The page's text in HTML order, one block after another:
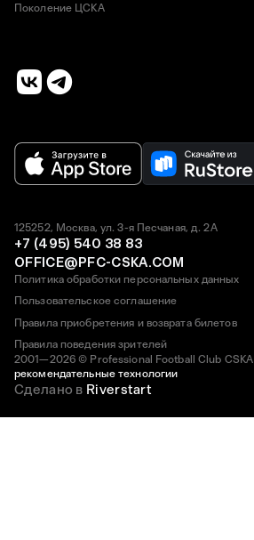
Поколение ЦСКА
2001—2026 © Professional Football Club CSKA
рекомендательные технологии
125252, Москва, ул. 3-я Песчаная, д. 2А
+7 (495) 540 38 83
OFFICE@PFC-CSKA.COM
Политика обработки персональных данных
Пользовательское соглашение
Правила приобретения и возврата билетов
Правила поведения зрителей
Сделано в Riverstart